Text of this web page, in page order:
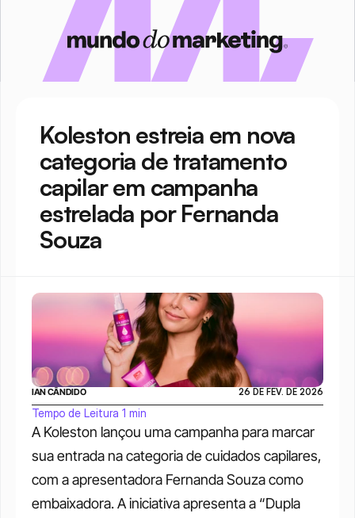
Koleston estreia em nova
categoria de tratamento
capilar em campanha
estrelada por Fernanda
Souza
A Koleston lançou uma campanha para marcar
sua entrada na categoria de cuidados capilares,
com a apresentadora Fernanda Souza como
embaixadora. A iniciativa apresenta a “Dupla
IAN CÂNDIDO 26 DE FEV. DE 2026
Tempo de Leitura 1 min